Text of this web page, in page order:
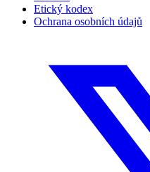
Etický kodex
Ochrana osobních údajů